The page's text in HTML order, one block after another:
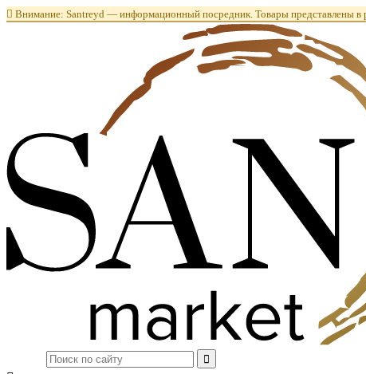
 Внимание: Santreyd — информационный посредник. Товары представлены в